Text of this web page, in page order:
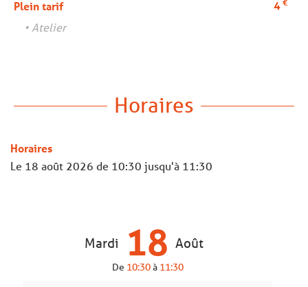
Plein tarif 4
• Atelier
Horaires
Horaires
Le 18 août 2026 de 10:30 jusqu'à 11:30
Mardi 18 Août
De 10:30à 11:30